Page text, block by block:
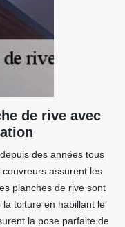
de rive avec
des années tous
assurent les
planches de rive sont
toiture en habillant le
la pose parfaite de